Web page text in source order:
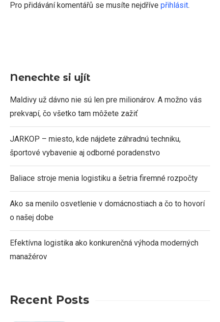
Pro přidávání komentářů se musíte nejdříve přihlásit.
Nenechte si ujít
Maldivy už dávno nie sú len pre milionárov. A možno vás
prekvapí, čo všetko tam môžete zažiť
JARKOP – miesto, kde nájdete záhradnú techniku,
športové vybavenie aj odborné poradenstvo
Baliace stroje menia logistiku a šetria firemné rozpočty
Ako sa menilo osvetlenie v domácnostiach a čo to hovorí
o našej dobe
Efektívna logistika ako konkurenčná výhoda moderných
manažérov
Recent Posts